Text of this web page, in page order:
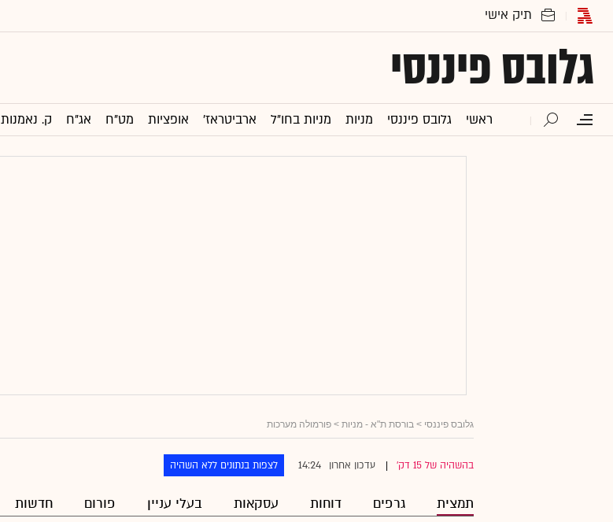
גלובס פיננסי
ראשי גלובס פיננסי מניות מניות בחו"ל ארביטראז' אופציות מט"ח אג"ח ק. נאמנות
גלובס פיננסי > בורסת ת"א - מניות > פורמולה מערכות
בהשהיה של 15 דק' עדכון אחרון 14:24 לצפות בנתונים ללא השהיה
תמצית גרפים דוחות עסקאות בעלי עניין פורום חדשות